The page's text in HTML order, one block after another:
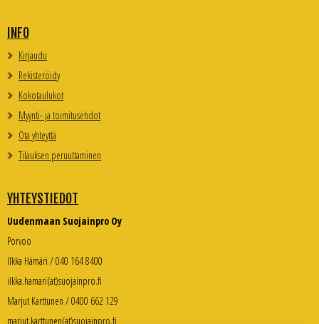
INFO
Kirjaudu
Rekisteröidy
Kokotaulukot
Myynti- ja toimitusehdot
Ota yhteyttä
Tilauksen peruuttaminen
YHTEYSTIEDOT
Uudenmaan Suojainpro Oy
Porvoo
Ilkka Hämäri / 040 164 8400
ilkka.hamari(at)suojainpro.fi
Marjut Karttunen / 0400 662 129
marjut.karttunen(at)suojainpro.fi